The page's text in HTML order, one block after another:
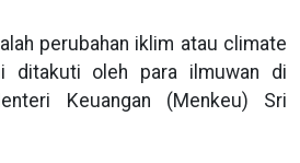
perubahan iklim atau climate
ditakuti oleh para ilmuwan di
Keuangan (Menkeu) Sri